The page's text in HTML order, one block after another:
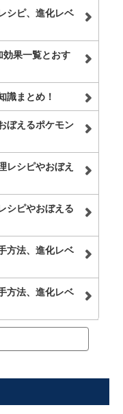
シピ、進化レベ
効果一覧とおす
識まとめ！
ぼえるポケモン
レシピやおぼえ
シピやおぼえる
方法、進化レベ
方法、進化レベ